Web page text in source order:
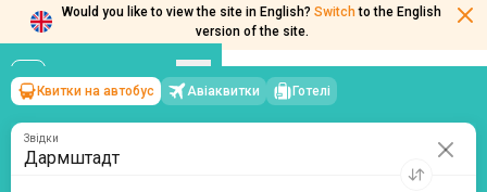
Would you like to view the site in English? Switch to the English
version of the site.
Дармштадт→
сб, 8 серпня/1 пасажир
Квитки на автобус Авіаквитки Готелі
Звідки